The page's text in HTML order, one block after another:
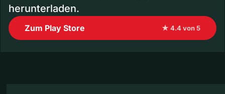
herunterladen.
Zum Play Store ★ 4.4 von 5